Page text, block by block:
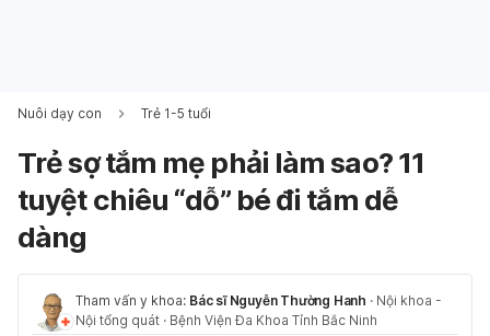
Nuôi dạy con Trẻ 1-5 tuổi
Trẻ sợ tắm mẹ phải làm sao? 11
tuyệt chiêu “dỗ” bé đi tắm dễ
dàng
Tham vấn y khoa: Bác sĩ Nguyễn Thường Hanh · Nội khoa -
Nội tổng quát · Bệnh Viện Đa Khoa Tỉnh Bắc Ninh